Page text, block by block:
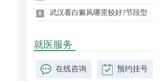
武汉看白癜风哪里较好?节段型
就医服务
在线咨询 预约挂号